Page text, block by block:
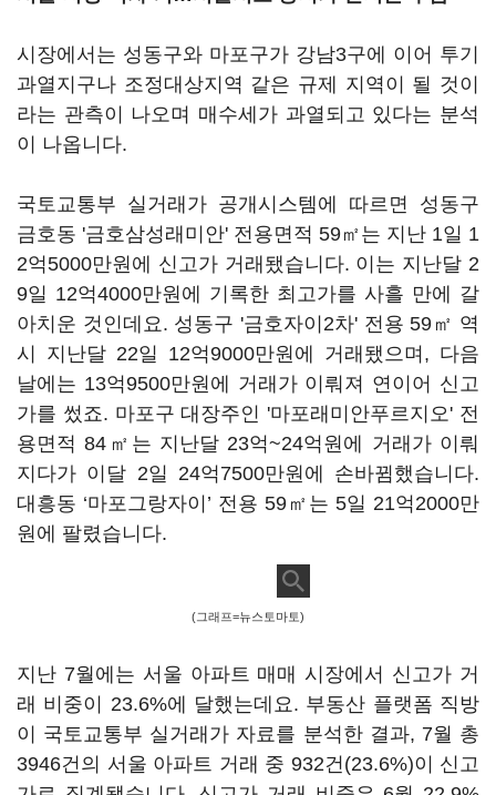
시장에서는 성동구와 마포구가 강남3구에 이어 투기
과열지구나 조정대상지역 같은 규제 지역이 될 것이
라는 관측이 나오며 매수세가 과열되고 있다는 분석
이 나옵니다.
국토교통부 실거래가 공개시스템에 따르면 성동구
금호동 '금호삼성래미안' 전용면적 59㎡는 지난 1일 1
2억5000만원에 신고가 거래됐습니다. 이는 지난달 2
9일 12억4000만원에 기록한 최고가를 사흘 만에 갈
아치운 것인데요. 성동구 '금호자이2차' 전용 59㎡ 역
시 지난달 22일 12억9000만원에 거래됐으며, 다음
날에는 13억9500만원에 거래가 이뤄져 연이어 신고
가를 썼죠. 마포구 대장주인 '마포래미안푸르지오' 전
용면적 84㎡는 지난달 23억~24억원에 거래가 이뤄
지다가 이달 2일 24억7500만원에 손바뀜했습니다.
대흥동 ‘마포그랑자이’ 전용 59㎡는 5일 21억2000만
원에 팔렸습니다.
(그래프=뉴스토마토)
지난 7월에는 서울 아파트 매매 시장에서 신고가 거
래 비중이 23.6%에 달했는데요. 부동산 플랫폼 직방
이 국토교통부 실거래가 자료를 분석한 결과, 7월 총
3946건의 서울 아파트 거래 중 932건(23.6%)이 신고